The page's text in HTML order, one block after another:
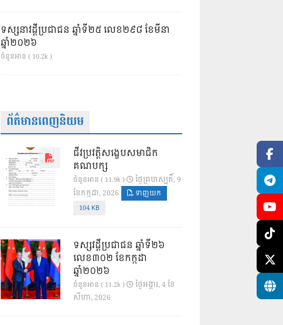
ទស្សនាវដ្ដីប្រជាជន ឆ្នាំទី២៥ លេខ២៩៨ ខែមីនា
ឆ្នាំ២០២៦
ចំនួនអាន ( 10.2k )
ព័ត៌មានពេញនិយម
ជីវប្រវត្តិសង្ខេបសមាជិក
គណបក្ស
ចំនួនអាន ( 11.9k )
ថ្ងៃ​ព្រហស្បតិ៍, 9
ខែ​កក្កដា, 2026
ទាញយក
104 KB
ទស្សវដ្តីប្រជាជន ឆ្នាំទី២៦
លេខ៣០២ ខែកក្កដា
ឆ្នាំ២០២៦
ចំនួនអាន ( 11.2k )
ថ្ងៃ​អង្គារ, 4 ខែ​
សីហា, 2026